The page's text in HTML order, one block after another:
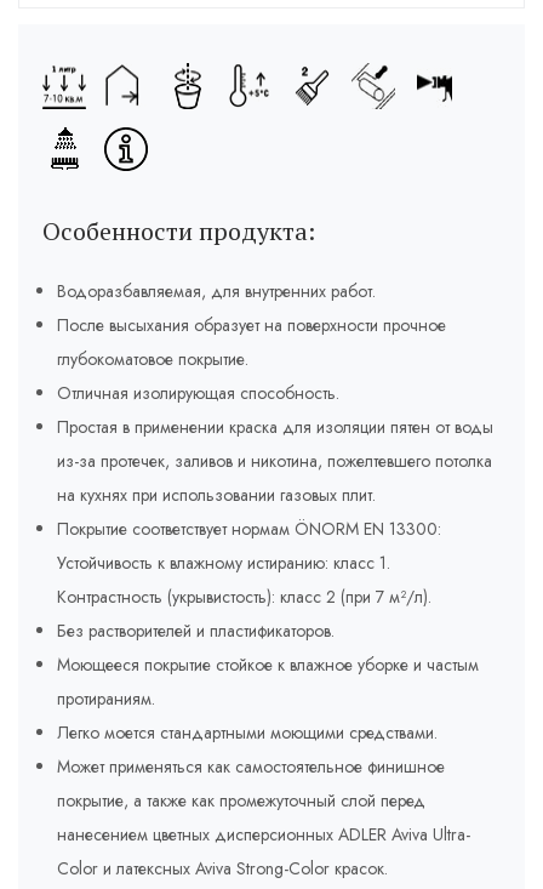
Особенности продукта:
Водоразбавляемая, для внутренних работ.
После высыхания образует на поверхности прочное
глубокоматовое покрытие.
Отличная изолирующая способность.
Простая в применении краска для изоляции пятен от воды
из-за протечек, заливов и никотина, пожелтевшего потолка
на кухнях при использовании газовых плит.
Покрытие соответствует нормам ÖNORM EN 13300:
Устойчивость к влажному истиранию: класс 1.
Контрастность (укрывистость): класс 2 (при 7 м²/л).
Без растворителей и пластификаторов.
Моющееся покрытие стойкое к влажное уборке и частым
протираниям.
Легко моется стандартными моющими средствами.
Может применяться как самостоятельное финишное
покрытие, а также как промежуточный слой перед
нанесением цветных дисперсионных ADLER Aviva Ultra-
Color и латексных Aviva Strong-Color красок.